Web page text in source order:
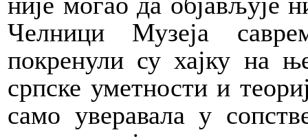
Челници Музеја
покренули су хајку на
српске уметности и
само уверавала у